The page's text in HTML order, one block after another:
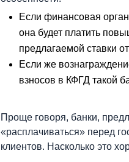
Если финансовая
она будет платить
предлагаемой ставки
Если же
взносов в КФГД такой
Проще говоря, банки,
«расплачиваться» перед
клиентов. Насколько это